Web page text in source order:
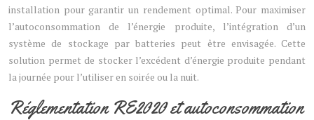
installation pour garantir un rendement optimal. Pour maximiser
l’autoconsommation de l’énergie produite, l’intégration d’un
système de stockage par batteries peut être envisagée. Cette
solution permet de stocker l’excédent d’énergie produite pendant
la journée pour l’utiliser en soirée ou la nuit.
Réglementation RE2020 et autoconsommation